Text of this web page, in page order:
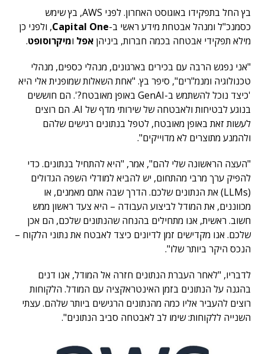
בץ החל בתפקידו באוגוסט האחרון. לפני AWS, בץ שימש
כסמנכ"ל ומנהל אבטחת מידע ראשי ב-Capital One, ולפני כן
מילא תפקידי אבטחה בכמה חברות, ביניהן אפל ומיקרוסופט.
"אני נפגש הרבה עם בכירים בארגונים, מנהלי כספים, מנהלי
טכנולוגיה ומנמ"רים", סיפר בץ. "אחת השאלות שמופנית אלי היא
'כיצד נוכל להשתמש ב-GenAI באופן מאובטח?'. הם חוששים
בנוגע לבטיחות ולאבטחה של שירותי מדף של AI. הם רוצים
לעשות זאת באופן מאובטח, לטפל בנתונים רגישים שלהם
ולהמנע מתוצרים לא מדוייקים".
"העצה הראשונה שלי להם", אמר, "היא להתחיל בנתונים. כדי
להפיק ערך מרבי מהתחום, יש להביא למודלי השפה הגדולים
(LLMs) את הנתונים שלכם. הדרך שבה אתם מאמנים, או
מכווננים, את המודל לביצוע העבודה – היא צעד ראשון ממש
חשוב. ראשית, אנו מתחילים בהנחה שהנתונים שלכם, הם אכן
שלכם. אנו מקדישים זמן לדיונים כיצד לאבטח את נתוני הלקוח –
הנכס היקר ביותר שלו".
לדבריו, "לאחר העברת הנתונים חזרה אל המודל, אנו דנים
בהגנה על הנתונים בזמן האינטראקציה עם המודל. הלקוחות
רוצים להעביר אליו כמה מהנתונים הרגישים ביותר שלהם. עצתי
השנייה ללקוחות: שימו לב לאבטחה סביב הנתונים".